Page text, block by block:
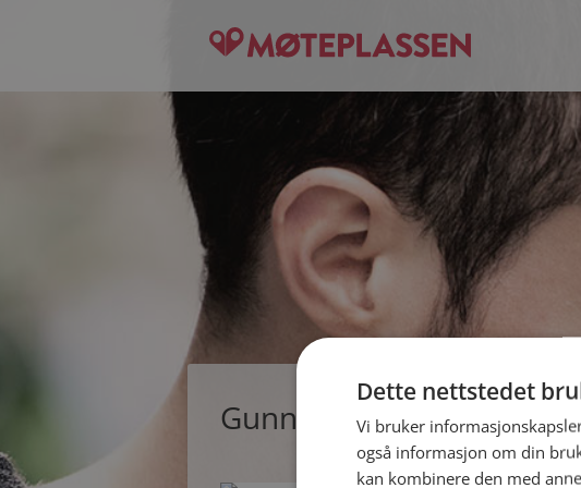
Gunnar72, single mann
Dette nettstedet
Vi bruker
også informasjon om din
kan kombinere den med